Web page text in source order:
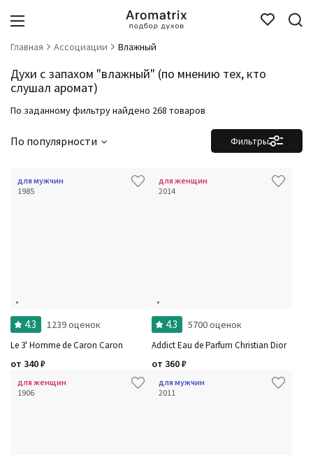
Главная Ассоциации Влажный
Духи с запахом "влажный" (по мнению тех, кто
слушал аромат)
По заданному фильтру найдено 268 товаров
Фильтры
По популярности
для мужчин
1985
4.3 1239 оценок
Le 3' Homme de Caron Caron
от 340₽
для женщин
2014
4.3 5700 оценок
Addict Eau de Parfum Christian Dior
от 360₽
для женщин
1906
для мужчин
2011